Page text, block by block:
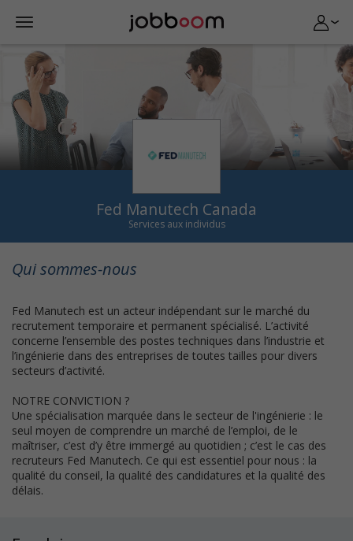
Fed Manutech Canada
Services aux individus
Qui sommes-nous
Fed Manutech est un acteur indépendant sur le marché du
recrutement temporaire et permanent spécialisé. L’activité
concerne l’ensemble des postes techniques dans l’industrie et
l’ingénierie dans des entreprises de toutes tailles pour divers
secteurs d’activité.
NOTRE CONVICTION ?
Une spécialisation marquée dans le secteur de l'ingénierie : le
seul moyen de comprendre un marché de l’emploi, de le
maîtriser, c’est d’y être immergé au quotidien ; c’est le cas des
recruteurs Fed Manutech. Ce qui est essentiel pour nous : la
qualité du conseil, la qualité des candidatures et la qualité des
délais.